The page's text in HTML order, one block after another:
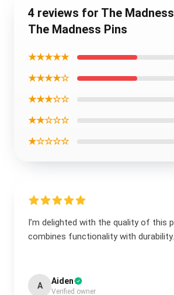
4 reviews for The
The Madness Pins
★★★★★
★★★★☆
★★★☆☆
★★☆☆☆
★☆☆☆☆
I’m delighted with the quality of this
combines functionality with durability.
A Aiden
Verified owner